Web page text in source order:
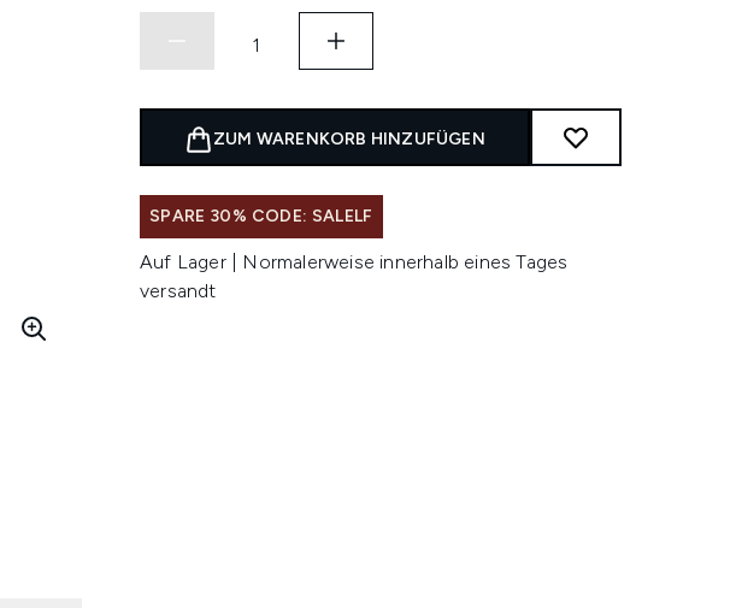
ZUM WARENKORB HINZUFÜGEN
SPARE 30% CODE: SALELF
Auf Lager | Normalerweise innerhalb eines Tages
versandt